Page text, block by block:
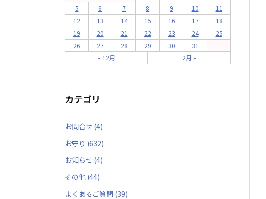
5
6 7 8 9 10
11
12
13 14 15 16 17
18
19
20 21 22 23 24
25
26
27 28 29 30
31
« 12月
2月 »
カテゴリ
お問合せ (4)
お守り (632)
お知らせ (4)
その他 (44)
よくあるご質問 (39)